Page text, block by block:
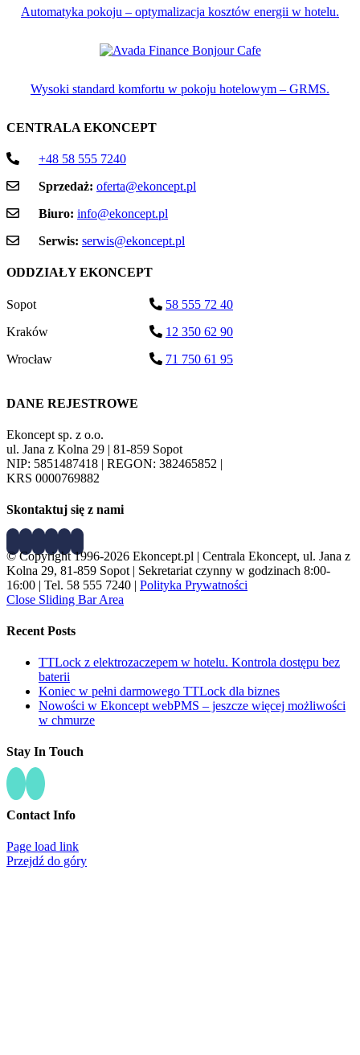
Automatyka pokoju – optymalizacja kosztów energii w hotelu.
Wysoki standard komfortu w pokoju hotelowym – GRMS.
CENTRALA EKONCEPT
+48 58 555 7240
Sprzedaż: oferta@ekoncept.pl
Biuro: info@ekoncept.pl
Serwis: serwis@ekoncept.pl
ODDZIAŁY EKONCEPT
Sopot
58 555 72 40
Kraków
12 350 62 90
Wrocław
71 750 61 95
DANE REJESTROWE
Ekoncept sp. z o.o.
ul. Jana z Kolna 29 | 81-859 Sopot
NIP: 5851487418 | REGON: 382465852 |
KRS 0000769882
Skontaktuj się z nami
© Copyright 1996-2026 Ekoncept.pl | Centrala Ekoncept, ul. Jana z
Kolna 29, 81-859 Sopot | Sekretariat czynny w godzinach 8:00-
16:00 | Tel. 58 555 7240 | Polityka Prywatności
Close Sliding Bar Area
Recent Posts
TTLock z elektrozaczepem w hotelu. Kontrola dostępu bez
baterii
Koniec w pełni darmowego TTLock dla biznes
Nowości w Ekoncept webPMS – jeszcze więcej możliwości
w chmurze
Stay In Touch
Contact Info
Page load link
Przejdź do góry